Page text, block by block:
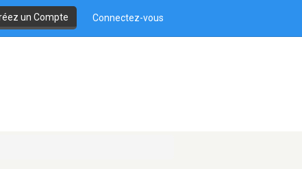
un Compte Connectez-vous